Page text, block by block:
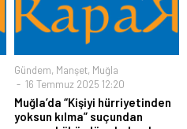
Gündem, Manşet, Muğla
16 Temmuz 2025 12:20
Muğla’da “Kişiyi hürriyetinden
yoksun kılma” suçundan